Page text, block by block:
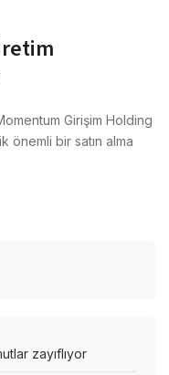
Girişim Holding
önemli bir satın alma
zayıflıyor